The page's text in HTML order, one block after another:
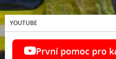
YOUTUBE
První pomoc pro